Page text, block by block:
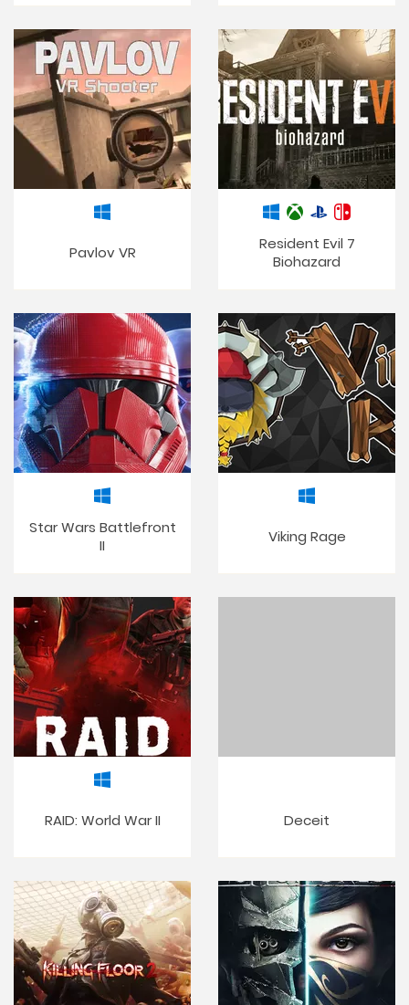
Pavlov VR
Resident Evil 7
Biohazard
Star Wars Battlefront
II
Viking Rage
RAID: World War II Deceit